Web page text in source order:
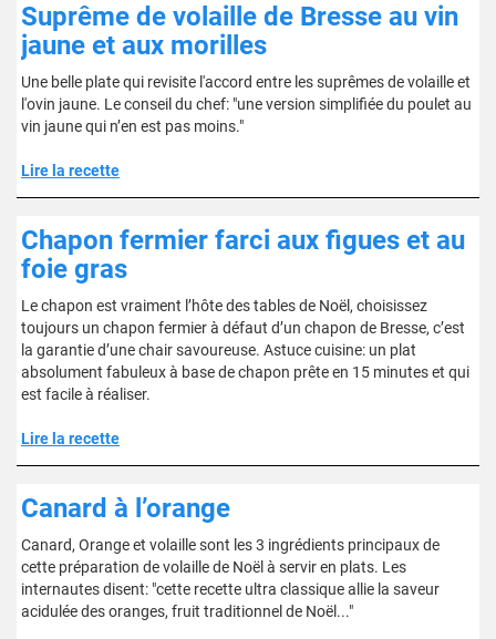
Suprême de volaille de Bresse au vin
jaune et aux morilles
Une belle plate qui revisite l'accord entre les suprêmes de volaille et
l'ovin jaune. Le conseil du chef: "une version simplifiée du poulet au
vin jaune qui n’en est pas moins."
Lire la recette
Chapon fermier farci aux figues et au
foie gras
Le chapon est vraiment l’hôte des tables de Noël, choisissez
toujours un chapon fermier à défaut d’un chapon de Bresse, c’est
la garantie d’une chair savoureuse. Astuce cuisine: un plat
absolument fabuleux à base de chapon prête en 15 minutes et qui
est facile à réaliser.
Lire la recette
Canard à l’orange
Canard, Orange et volaille sont les 3 ingrédients principaux de
cette préparation de volaille de Noël à servir en plats. Les
internautes disent: "cette recette ultra classique allie la saveur
acidulée des oranges, fruit traditionnel de Noël..."